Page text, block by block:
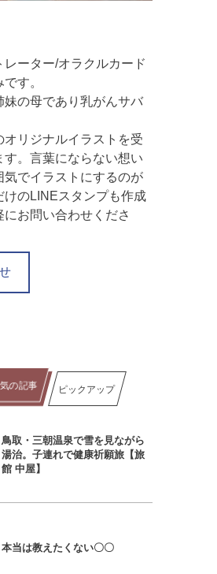
ーター/オラクルカード
す。
妹の母であり乳がんサバ
オリジナルイラストを受
す。言葉にならない想い
気でイラストにするのが
けのLINEスタンプも作成
にお問い合わせくださ
の記事 ピックアップ
鳥取・三朝温泉で雪を見ながら
湯治。子連れで健康祈願旅【旅
館 中屋】
本当は教えたくない〇〇